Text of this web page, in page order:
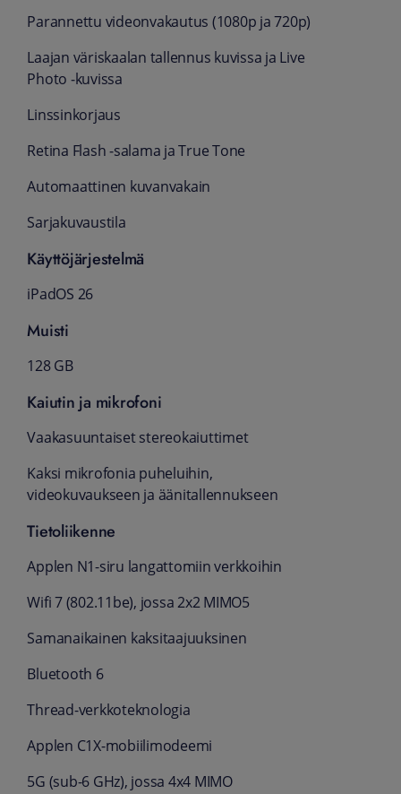
Parannettu videon­vakautus (1080p ja 720p)
Laajan väri­skaalan tallennus kuvissa ja Live
Photo ‑kuvissa
Linssin­korjaus
Retina Flash ‑salama ja True Tone
Automaattinen kuvan­vakain
Sarja­kuvaus­tila
Käyttöjärjestelmä
iPadOS 26
Muisti
128 GB
Kaiutin ja mikrofoni
Vaakasuuntaiset stereokaiuttimet
Kaksi mikrofonia puheluihin,
videokuvaukseen ja äänitallennukseen
Tietoliikenne
Applen N1-siru langattomiin verkkoihin
Wifi 7 (802.11be), jossa 2x2 MIMO5
Samanaikainen kaksitaajuuksinen
Bluetooth 6
Thread-verkko­teknologia
Applen C1X-mobiili­modeemi
5G (sub-6 GHz), jossa 4x4 MIMO